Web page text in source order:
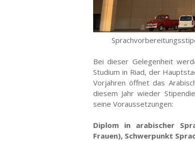
Bei dieser Gelegenheit
Studium in Riad, der
Vorjahren öffnet das
diesem Jahr wieder
seine Voraussetzungen:
Diplom in arabischer
Frauen), Schwerpunkt